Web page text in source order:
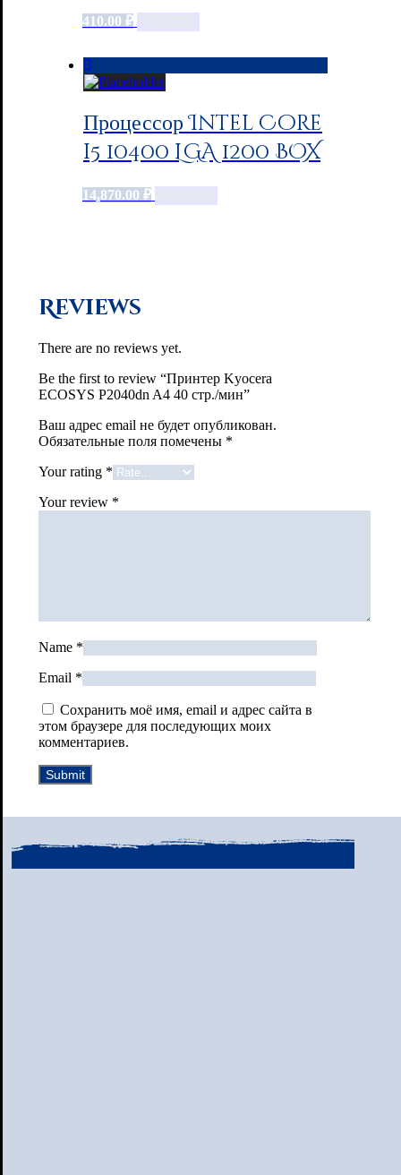
410.00 ₽
Процессор Intel Core
i5 10400 LGA 1200 BOX
14,870.00 ₽
Reviews
There are no reviews yet.
Be the first to review “Принтер Kyocera
ECOSYS P2040dn A4 40 стр./мин”
Ваш адрес email не будет опубликован.
Обязательные поля помечены *
Your rating *
Your review *
Name *
Email *
Сохранить моё имя, email и адрес сайта в
этом браузере для последующих моих
комментариев.